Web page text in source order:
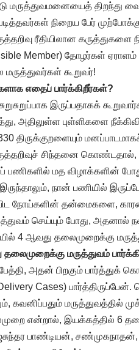
திறந்து
நிறைய பேர்
ரீதியிலான
Member) தோழர்கள்
கூறுவர்!
எதைப் பார்க்கிறீர்கள்?
இருப்பதாகக்
அதிலுள்ள புள்ளிகளை
திருக்குறளையும்
சிந்தனை
பணிகளில் மத விழாக்களின்
நான் பணியில்
நோய்களின் தன்மைகளை,
செய்யும் போது, அதனால்
4 ஆவது தலைமுறைக்கு
மருத்துவம்
அதன் பிறகும் பார்த்துக்
Cases)
கவனிப்பதும் மருத்துவத்தில்
என்றால், இயக்கத்தில் 6
பாண்டியன்,